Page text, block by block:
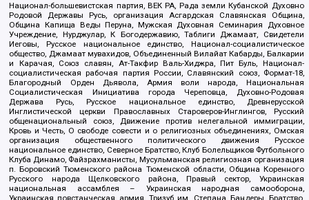
Национал-большевистская партия, ВЕК РА, Рада земли Кубанской Духовно
Родовой Державы Русь, организация Асгардская Славянская Община,
Община Капища Веды Перуна, Мужская Духовная Семинария Духовное
Учреждение, Нурджулар, К Богодержавию, Таблиги Джамаат, Свидетели
Иеговы, Русское национальное единство, Национал-социалистическое
общество, Джамаат мувахидов, Объединенный Вилайат Кабарды, Балкарии
и Карачая, Союз славян, Ат-Такфир Валь-Хиджра, Пит Буль, Национал-
социалистическая рабочая партия России, Славянский союз, Формат-18,
Благородный Орден Дьявола, Армия воли народа, Национальная
Социалистическая Инициатива города Череповца, Духовно-Родовая
Держава Русь, Русское национальное единство, Древнерусской
Инглистической церкви Православных Староверов-Инглингов, Русский
общенациональный союз, Движение против нелегальной иммиграции,
Кровь и Честь, О свободе совести и о религиозных объединениях, Омская
организация общественного политического движения Русское
национальное единство, Северное Братство, Клуб Болельщиков Футбольного
Клуба Динамо, Файзрахманисты, Мусульманская религиозная организация
п. Боровский Тюменского района Тюменской области, Община Коренного
Русского народа Щелковского района, Правый сектор, Украинская
национальная ассамблея – Украинская народная самооборона,